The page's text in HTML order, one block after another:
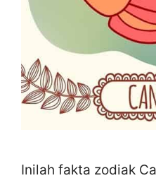
Inilah fakta zodiak